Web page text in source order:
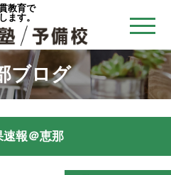
教育で
ます。
ブログ
報＠恵那